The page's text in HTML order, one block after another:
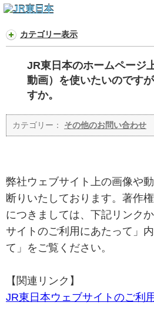
カテゴリー表示
JR東日本のホームページ
動画）を使いたいのです
すか。
カテゴリー： その他のお問い合わせ
弊社ウェブサイト上の画像や
断りいたしております。著作
につきましては、下記リンク
サイトのご利用にあたって」
て」をご覧ください。
【関連リンク】
JR東日本ウェブサイトのご利